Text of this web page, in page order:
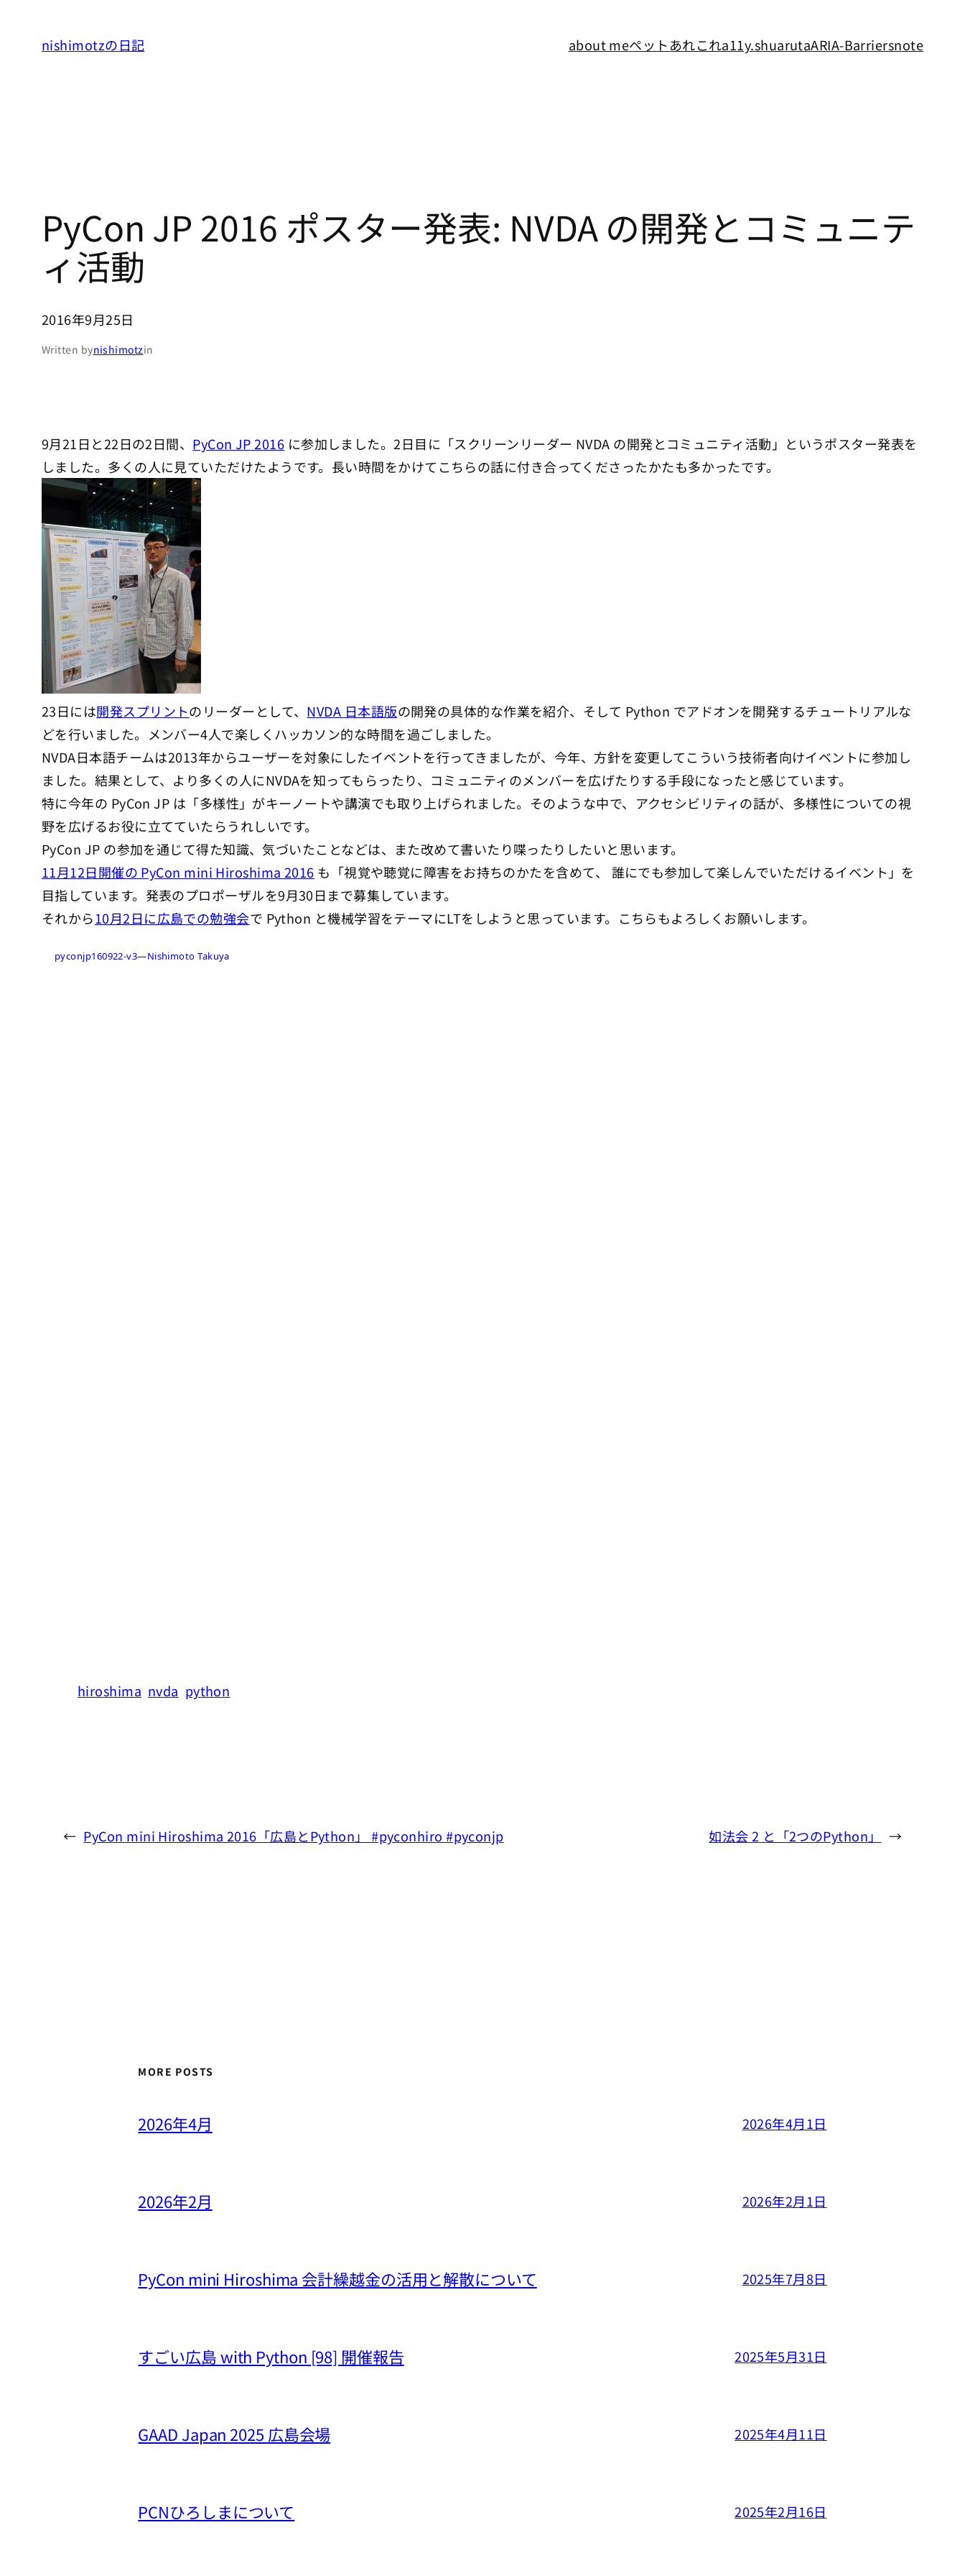
nishimotzの日記 about meペットあれこれa11y.shuarutaARIA-Barriersnote
PyCon JP 2016 ポスター発表: NVDA の開発とコミュニテ
ィ活動
2016年9月25日
Written bynishimotzin
9月21日と22日の2日間、 PyCon JP 2016 に参加しました。2日目に「スクリーンリーダー NVDA の開発とコミュニティ活動」というポスター発表を
しました。多くの人に見ていただけたようです。長い時間をかけてこちらの話に付き合ってくださったかたも多かったです。
23日には開発スプリントのリーダーとして、 NVDA 日本語版の開発の具体的な作業を紹介、そして Python でアドオンを開発するチュートリアルな
どを行いました。メンバー4人で楽しくハッカソン的な時間を過ごしました。
NVDA日本語チームは2013年からユーザーを対象にしたイベントを行ってきましたが、今年、方針を変更してこういう技術者向けイベントに参加し
ました。結果として、より多くの人にNVDAを知ってもらったり、コミュニティのメンバーを広げたりする手段になったと感じています。
特に今年の PyCon JP は「多様性」がキーノートや講演でも取り上げられました。そのような中で、アクセシビリティの話が、多様性についての視
野を広げるお役に立てていたらうれしいです。
PyCon JP の参加を通じて得た知識、気づいたことなどは、また改めて書いたり喋ったりしたいと思います。
11月12日開催の PyCon mini Hiroshima 2016 も「視覚や聴覚に障害をお持ちのかたを含めて、 誰にでも参加して楽しんでいただけるイベント」を
目指しています。発表のプロポーザルを9月30日まで募集しています。
それから10月2日に広島での勉強会で Python と機械学習をテーマにLTをしようと思っています。こちらもよろしくお願いします。
pyconjp160922-v3—Nishimoto Takuya
hiroshima nvda python
← PyCon mini Hiroshima 2016「広島とPython」 #pyconhiro #pyconjp 如法会 2 と「2つのPython」 →
MORE POSTS
2026年4月 2026年4月1日
2026年2月 2026年2月1日
PyCon mini Hiroshima 会計繰越金の活用と解散について 2025年7月8日
すごい広島 with Python [98] 開催報告 2025年5月31日
GAAD Japan 2025 広島会場 2025年4月11日
PCNひろしまについて 2025年2月16日